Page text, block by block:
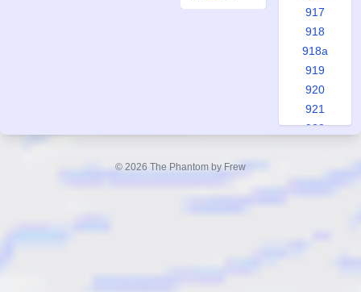
917
918
918a
919
920
921
922
© 2026 The Phantom by Frew